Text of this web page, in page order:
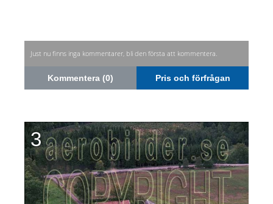
Just nu finns inga kommentarer, bli den första att kommentera.
Kommentera (0) Pris och förfrågan
3